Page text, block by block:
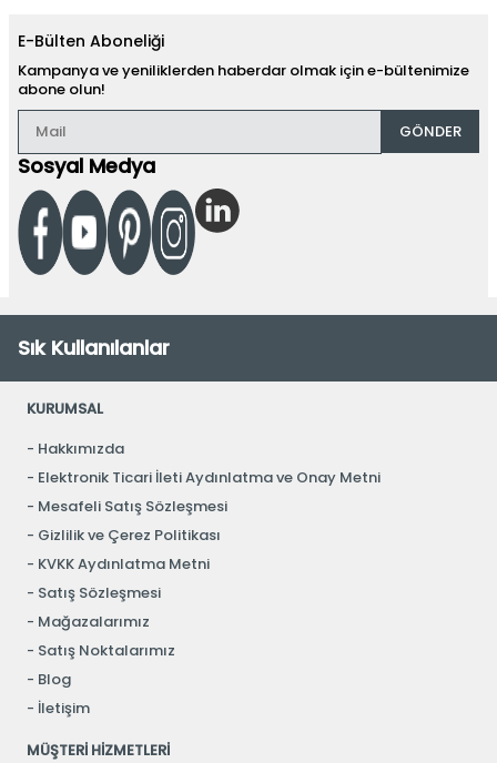
E-Bülten Aboneliği
Kampanya ve yeniliklerden haberdar olmak için e-bültenimize
abone olun!
GÖNDER
Sosyal Medya
Sık Kullanılanlar
KURUMSAL
Hakkımızda
Elektronik Ticari İleti Aydınlatma ve Onay Metni
Mesafeli Satış Sözleşmesi
Gizlilik ve Çerez Politikası
KVKK Aydınlatma Metni
Satış Sözleşmesi
Mağazalarımız
Satış Noktalarımız
Blog
İletişim
MÜŞTERİ HİZMETLERİ